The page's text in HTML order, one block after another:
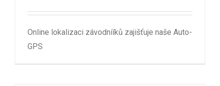
Online lokalizaci závodnííků zajišťuje naše Auto-
GPS